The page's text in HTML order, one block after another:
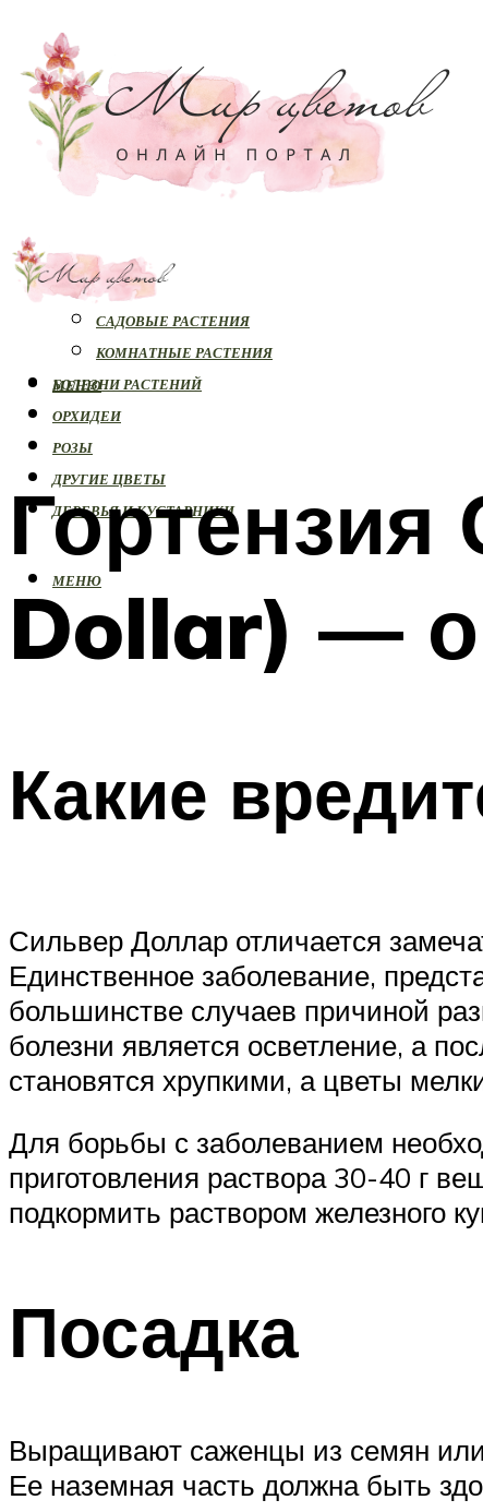
РАСТЕНИЯ
САДОВЫЕ РАСТЕНИЯ
КОМНАТНЫЕ РАСТЕНИЯ
БОЛЕЗНИ РАСТЕНИЙ
ОРХИДЕИ
РОЗЫ
ДРУГИЕ ЦВЕТЫ
ДЕРЕВЬЯ И КУСТАРНИКИ
МЕНЮ
МЕНЮ
Dollar) —
Какие
Сильвер Доллар отличается
Единственное заболевание,
большинстве случаев причиной
болезни является осветление, а
становятся хрупкими, а цветы
Для борьбы с заболеванием
приготовления раствора 30-40 г
подкормить раствором железного
Посадка
Выращивают саженцы из семян или
Ее наземная часть должна быть